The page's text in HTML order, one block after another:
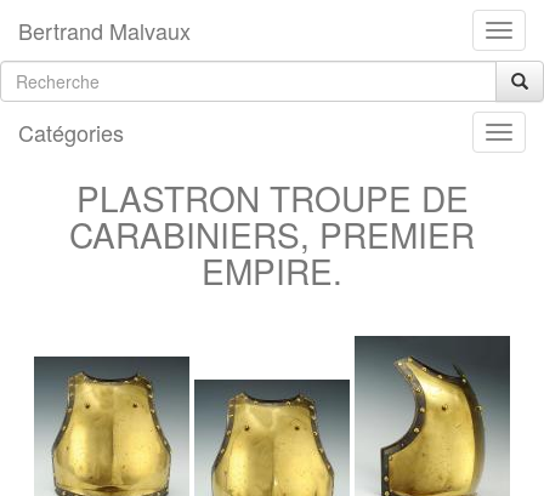
Bertrand Malvaux
Catégories
PLASTRON TROUPE DE
CARABINIERS, PREMIER
EMPIRE.